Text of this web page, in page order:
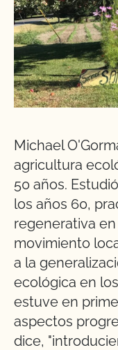
Michael
agricultura
50 años.
los años 60,
regenerativa
movimiento
a la
ecológica en
estuve en
aspectos
dice,